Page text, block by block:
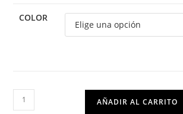
COLOR
AÑADIR AL CARRITO